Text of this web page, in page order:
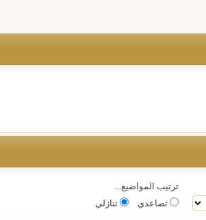
ترتيب المواضيع...
تصاعدي
تنازلي